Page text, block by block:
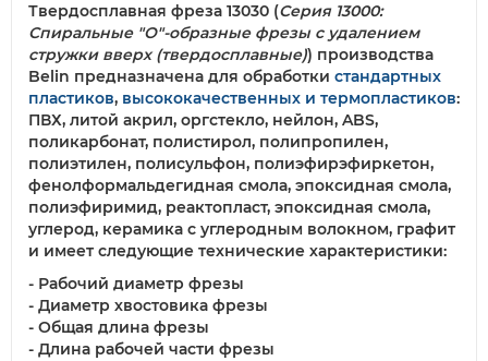
Твердосплавная фреза 13030 (Серия 13000:
Спиральные "О"-образные фрезы с удалением
стружки вверх (твердосплавные)) производства
Belin предназначена для обработки стандартных
пластиков, высококачественных и термопластиков:
ПВХ, литой акрил, оргстекло, нейлон, ABS,
поликарбонат, полистирол, полипропилен,
полиэтилен, полисульфон, полиэфирэфиркетон,
фенолформальдегидная смола, эпоксидная смола,
полиэфиримид, реактопласт, эпоксидная смола,
углерод, керамика с углеродным волокном, графит
и имеет следующие технические характеристики:
- Рабочий диаметр фрезы
- Диаметр хвостовика фрезы
- Общая длина фрезы
- Длина рабочей части фрезы